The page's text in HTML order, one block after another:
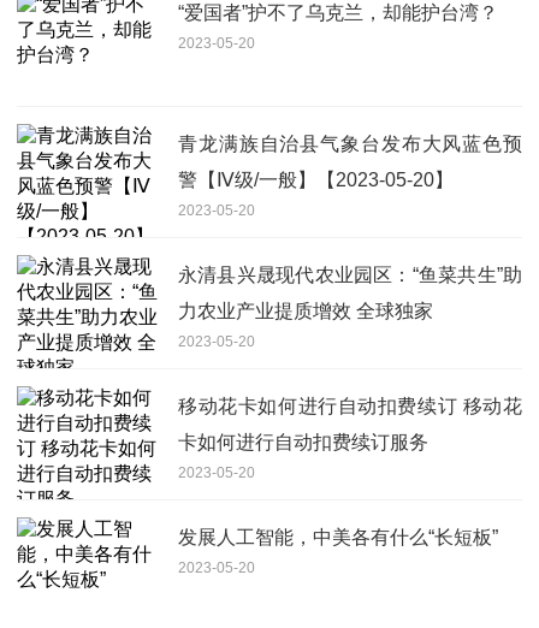
“爱国者”护不了乌克兰，却能护台湾？
2023-05-20
青龙满族自治县气象台发布大风蓝色预
警【Ⅳ级/一般】【2023-05-20】
2023-05-20
永清县兴晟现代农业园区：“鱼菜共生”助
力农业产业提质增效 全球独家
2023-05-20
移动花卡如何进行自动扣费续订 移动花
卡如何进行自动扣费续订服务
2023-05-20
发展人工智能，中美各有什么“长短板”
2023-05-20